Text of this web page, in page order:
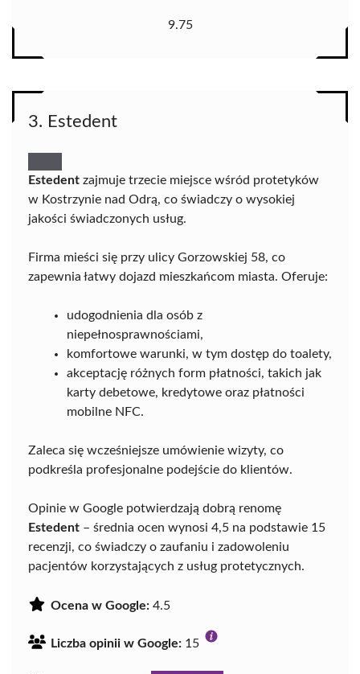
9.75
3. Estedent
Estedent zajmuje trzecie miejsce wśród protetyków
w Kostrzynie nad Odrą, co świadczy o wysokiej
jakości świadczonych usług.
Firma mieści się przy ulicy Gorzowskiej 58, co
zapewnia łatwy dojazd mieszkańcom miasta. Oferuje:
udogodnienia dla osób z
niepełnosprawnościami,
komfortowe warunki, w tym dostęp do toalety,
akceptację różnych form płatności, takich jak
karty debetowe, kredytowe oraz płatności
mobilne NFC.
Zaleca się wcześniejsze umówienie wizyty, co
podkreśla profesjonalne podejście do klientów.
Opinie w Google potwierdzają dobrą renomę
Estedent – średnia ocen wynosi 4,5 na podstawie 15
recenzji, co świadczy o zaufaniu i zadowoleniu
pacjentów korzystających z usług protetycznych.
Ocena w Google: 4.5
Liczba opinii w Google: 15